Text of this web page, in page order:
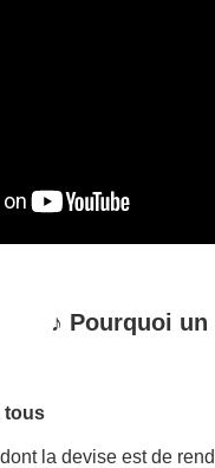
♪ Pourquoi un
tous
la devise est de